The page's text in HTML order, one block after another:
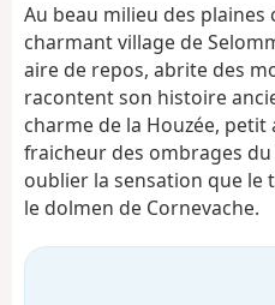
Au beau milieu des plaines
charmant village de
aire de repos, abrite des
racontent son histoire
charme de la Houzée, petit
fraicheur des ombrages
oublier la sensation que le
le dolmen de Cornevache.